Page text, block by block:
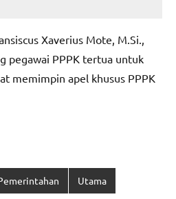
Xaverius Mote, M.Si.,
pegawai PPPK tertua untuk
memimpin apel khusus PPPK
Utama